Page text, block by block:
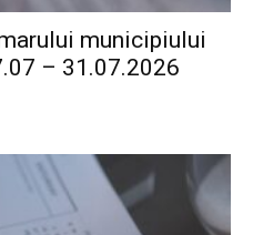
municipiului
– 31.07.2026